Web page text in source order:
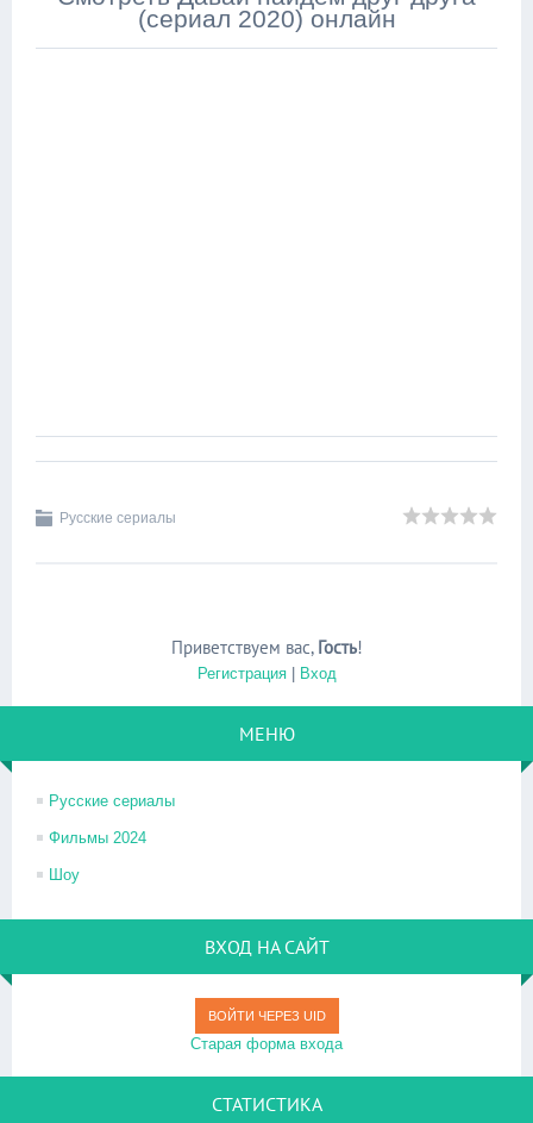
(сериал 2020) онлайн
Русские сериалы
Приветствуем вас, Гость!
Регистрация| Вход
МЕНЮ
Русские сериалы
Фильмы 2024
Шоу
ВХОД НА САЙТ
ВОЙТИ ЧЕРЕЗ UID
Старая форма входа
СТАТИСТИКА